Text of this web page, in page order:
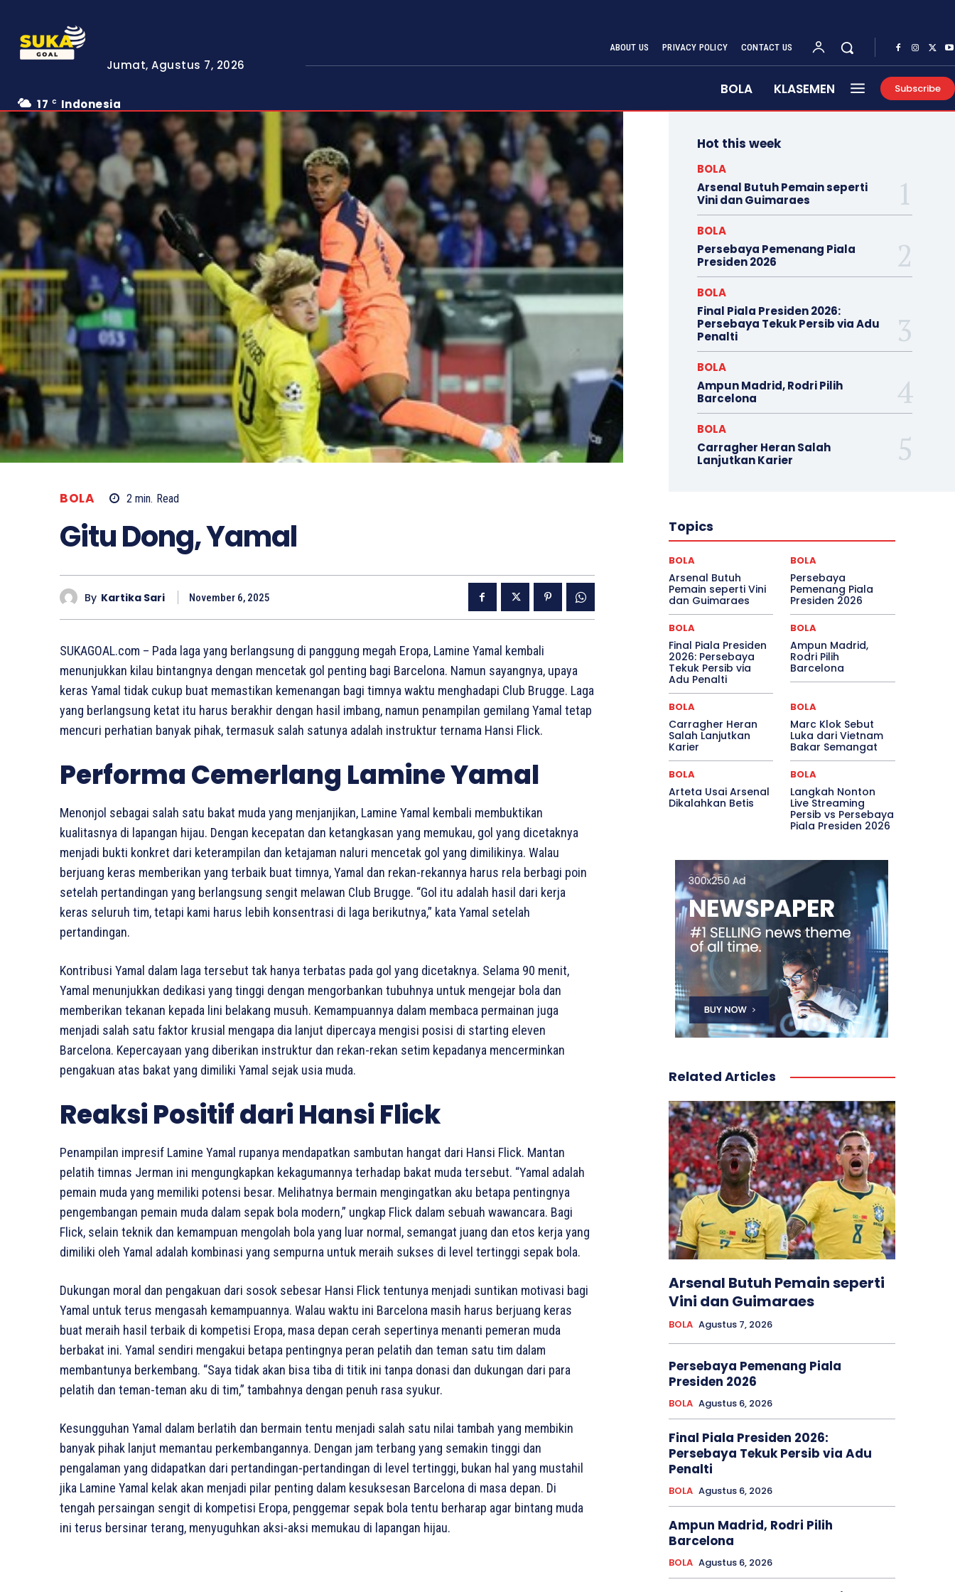
Jumat, Agustus 7, 2026
17 C Indonesia
ABOUT US PRIVACY POLICY CONTACT US
BOLA KLASEMEN Subscribe
BOLA 2 min. Read
Gitu Dong, Yamal
By Kartika Sari November 6, 2025
SUKAGOAL.com – Pada laga yang berlangsung di panggung megah Eropa, Lamine Yamal kembali
menunjukkan kilau bintangnya dengan mencetak gol penting bagi Barcelona. Namun sayangnya, upaya
keras Yamal tidak cukup buat memastikan kemenangan bagi timnya waktu menghadapi Club Brugge. Laga
yang berlangsung ketat itu harus berakhir dengan hasil imbang, namun penampilan gemilang Yamal tetap
mencuri perhatian banyak pihak, termasuk salah satunya adalah instruktur ternama Hansi Flick.
Performa Cemerlang Lamine Yamal
Menonjol sebagai salah satu bakat muda yang menjanjikan, Lamine Yamal kembali membuktikan
kualitasnya di lapangan hijau. Dengan kecepatan dan ketangkasan yang memukau, gol yang dicetaknya
menjadi bukti konkret dari keterampilan dan ketajaman naluri mencetak gol yang dimilikinya. Walau
berjuang keras memberikan yang terbaik buat timnya, Yamal dan rekan-rekannya harus rela berbagi poin
setelah pertandingan yang berlangsung sengit melawan Club Brugge. “Gol itu adalah hasil dari kerja
keras seluruh tim, tetapi kami harus lebih konsentrasi di laga berikutnya,” kata Yamal setelah
pertandingan.
Kontribusi Yamal dalam laga tersebut tak hanya terbatas pada gol yang dicetaknya. Selama 90 menit,
Yamal menunjukkan dedikasi yang tinggi dengan mengorbankan tubuhnya untuk mengejar bola dan
memberikan tekanan kepada lini belakang musuh. Kemampuannya dalam membaca permainan juga
menjadi salah satu faktor krusial mengapa dia lanjut dipercaya mengisi posisi di starting eleven
Barcelona. Kepercayaan yang diberikan instruktur dan rekan-rekan setim kepadanya mencerminkan
pengakuan atas bakat yang dimiliki Yamal sejak usia muda.
Reaksi Positif dari Hansi Flick
Penampilan impresif Lamine Yamal rupanya mendapatkan sambutan hangat dari Hansi Flick. Mantan
pelatih timnas Jerman ini mengungkapkan kekagumannya terhadap bakat muda tersebut. “Yamal adalah
pemain muda yang memiliki potensi besar. Melihatnya bermain mengingatkan aku betapa pentingnya
pengembangan pemain muda dalam sepak bola modern,” ungkap Flick dalam sebuah wawancara. Bagi
Flick, selain teknik dan kemampuan mengolah bola yang luar normal, semangat juang dan etos kerja yang
dimiliki oleh Yamal adalah kombinasi yang sempurna untuk meraih sukses di level tertinggi sepak bola.
Dukungan moral dan pengakuan dari sosok sebesar Hansi Flick tentunya menjadi suntikan motivasi bagi
Yamal untuk terus mengasah kemampuannya. Walau waktu ini Barcelona masih harus berjuang keras
buat meraih hasil terbaik di kompetisi Eropa, masa depan cerah sepertinya menanti pemeran muda
berbakat ini. Yamal sendiri mengakui betapa pentingnya peran pelatih dan teman satu tim dalam
membantunya berkembang. “Saya tidak akan bisa tiba di titik ini tanpa donasi dan dukungan dari para
pelatih dan teman-teman aku di tim,” tambahnya dengan penuh rasa syukur.
Kesungguhan Yamal dalam berlatih dan bermain tentu menjadi salah satu nilai tambah yang membikin
banyak pihak lanjut memantau perkembangannya. Dengan jam terbang yang semakin tinggi dan
pengalaman yang didapatkan dari pertandingan-pertandingan di level tertinggi, bukan hal yang mustahil
jika Lamine Yamal kelak akan menjadi pilar penting dalam kesuksesan Barcelona di masa depan. Di
tengah persaingan sengit di kompetisi Eropa, penggemar sepak bola tentu berharap agar bintang muda
ini terus bersinar terang, menyuguhkan aksi-aksi memukau di lapangan hijau.
Hot this week
BOLA
Arsenal Butuh Pemain seperti
Vini dan Guimaraes
BOLA
Persebaya Pemenang Piala
Presiden 2026
BOLA
Final Piala Presiden 2026:
Persebaya Tekuk Persib via Adu
Penalti
BOLA
Ampun Madrid, Rodri Pilih
Barcelona
BOLA
Carragher Heran Salah
Lanjutkan Karier
Topics
BOLA
Arsenal Butuh
Pemain seperti Vini
dan Guimaraes
BOLA
Persebaya
Pemenang Piala
Presiden 2026
BOLA
Final Piala Presiden
2026: Persebaya
Tekuk Persib via
Adu Penalti
BOLA
Ampun Madrid,
Rodri Pilih
Barcelona
BOLA
Carragher Heran
Salah Lanjutkan
Karier
BOLA
Marc Klok Sebut
Luka dari Vietnam
Bakar Semangat
BOLA
Arteta Usai Arsenal
Dikalahkan Betis
BOLA
Langkah Nonton
Live Streaming
Persib vs Persebaya
Piala Presiden 2026
Related Articles
Arsenal Butuh Pemain seperti
Vini dan Guimaraes
BOLA Agustus 7, 2026
Persebaya Pemenang Piala
Presiden 2026
BOLA Agustus 6, 2026
Final Piala Presiden 2026:
Persebaya Tekuk Persib via Adu
Penalti
BOLA Agustus 6, 2026
Ampun Madrid, Rodri Pilih
Barcelona
BOLA Agustus 6, 2026